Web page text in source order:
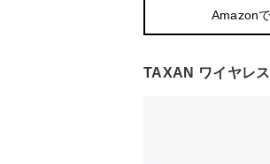
Amazon
TAXAN ワイヤレ